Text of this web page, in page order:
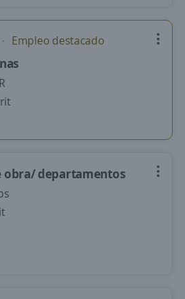
Empleo destacado
departamentos